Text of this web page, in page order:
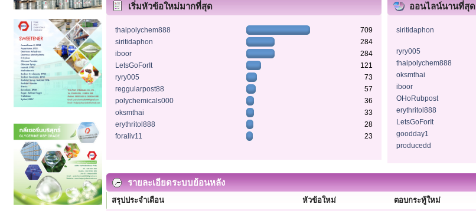
เริ่มหัวข้อใหม่มากที่สุด
thaipolychem888
709
siritidaphon
284
iboor
284
LetsGoForIt
121
ryry005
73
reggularpost88
57
polychemicals000
36
oksmthai
33
erythritol888
28
foraliv11
23
ออนไลน์นานที่สุด
siritidaphon
ryry005
thaipolychem888
oksmthai
iboor
OHoRubpost
erythritol888
LetsGoForIt
goodday1
producedd
รายละเอียดระบบย้อนหลัง
สรุปประจำเดือน หัวข้อใหม่ ตอบกระทู้ใหม่